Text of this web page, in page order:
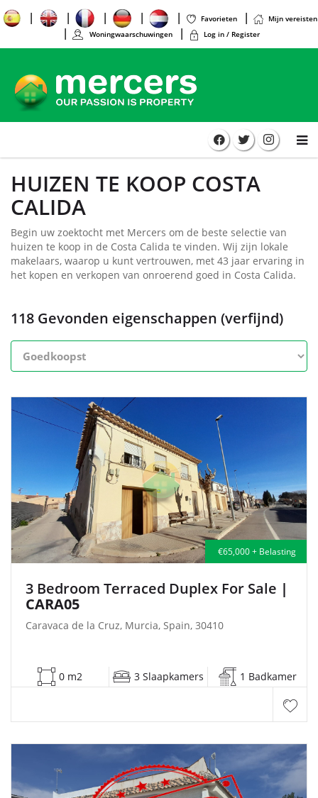
Favorieten
Mijn vereisten
Woningwaarschuwingen
Log in / Register
HUIZEN TE KOOP COSTA
CALIDA
Begin uw zoektocht met Mercers om de beste selectie van
huizen te koop in de Costa Calida te vinden. Wij zijn lokale
makelaars, waarop u kunt vertrouwen, met 43 jaar ervaring in
het kopen en verkopen van onroerend goed in Costa Calida.
118 Gevonden eigenschappen (verfijnd)
€65,000 + Belasting
3 Bedroom Terraced Duplex For Sale |
CARA05
Caravaca de la Cruz, Murcia, Spain, 30410
0 m2 3 Slaapkamers 1 Badkamer